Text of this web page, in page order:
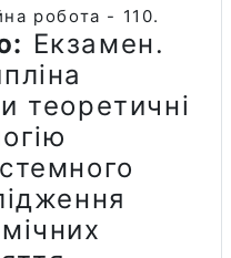
робота - 110.
Екзамен.
теоретичні